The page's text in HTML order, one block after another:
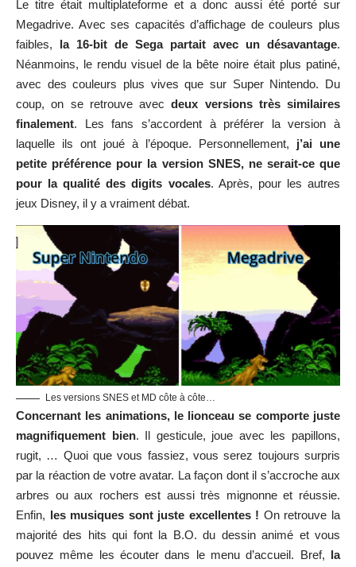
Le titre était multiplateforme et a donc aussi été porté sur
Megadrive. Avec ses capacités d’affichage de couleurs plus
faibles, la 16-bit de Sega partait avec un désavantage.
Néanmoins, le rendu visuel de la bête noire était plus patiné,
avec des couleurs plus vives que sur Super Nintendo. Du
coup, on se retrouve avecdeux versions très similaires
finalement. Les fans s’accordent à préférer la version à
laquelle ils ont joué à l’époque. Personnellement, j’ai une
petite préférence pour la version SNES, ne serait-ce que
pour la qualité des digits vocales. Après, pour les autres
jeux Disney, il y a vraiment débat.
Les versions SNES et MD côte à côte…
Concernant les animations, le lionceau se comporte juste
magnifiquement bien. Il gesticule, joue avec les papillons,
rugit, … Quoi que vous fassiez, vous serez toujours surpris
par la réaction de votre avatar. La façon dont il s’accroche aux
arbres ou aux rochers est aussi très mignonne et réussie.
Enfin, les musiques sont juste excellentes ! On retrouve la
majorité des hits qui font la B.O. du dessin animé et vous
pouvez même les écouter dans le menu d’accueil. Bref, la